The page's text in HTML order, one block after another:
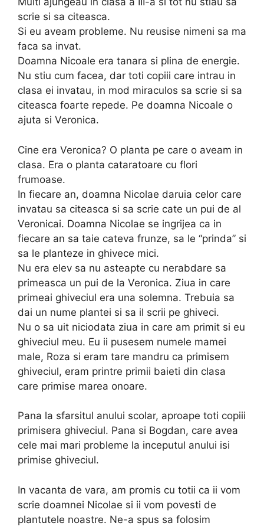
scrie si sa citeasca.
Si eu aveam probleme. Nu reusise nimeni sa ma
faca sa invat.
Doamna Nicoale era tanara si plina de energie.
Nu stiu cum facea, dar toti copiii care intrau in
clasa ei invatau, in mod miraculos sa scrie si sa
citeasca foarte repede. Pe doamna Nicoale o
ajuta si Veronica.
Cine era Veronica? O planta pe care o aveam in
clasa. Era o planta cataratoare cu flori
frumoase.
In fiecare an, doamna Nicolae daruia celor care
invatau sa citeasca si sa scrie cate un pui de al
Veronicai. Doamna Nicolae se ingrijea ca in
fiecare an sa taie cateva frunze, sa le “prinda” si
sa le planteze in ghivece mici.
Nu era elev sa nu asteapte cu nerabdare sa
primeasca un pui de la Veronica. Ziua in care
primeai ghiveciul era una solemna. Trebuia sa
dai un nume plantei si sa il scrii pe ghiveci.
Nu o sa uit niciodata ziua in care am primit si eu
ghiveciul meu. Eu ii pusesem numele mamei
male, Roza si eram tare mandru ca primisem
ghiveciul, eram printre primii baieti din clasa
care primise marea onoare.
Pana la sfarsitul anului scolar, aproape toti copiii
primisera ghiveciul. Pana si Bogdan, care avea
cele mai mari probleme la inceputul anului isi
primise ghiveciul.
In vacanta de vara, am promis cu totii ca ii vom
scrie doamnei Nicolae si ii vom povesti de
plantutele noastre. Ne-a spus sa folosim